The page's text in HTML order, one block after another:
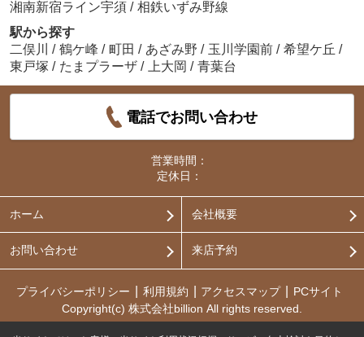
湘南新宿ライン宇須 / 相鉄いずみ野線
駅から探す
二俣川
/ 鶴ケ峰 / 町田 / あざみ野 / 玉川学園前 / 希望ケ丘 /
東戸塚 / たまプラーザ / 上大岡 / 青葉台
電話でお問い合わせ
営業時間：
定休日：
ホーム 会社概要
お問い合わせ 来店予約
プライバシーポリシー 利用規約 アクセスマップ
PCサイト
Copyright(c) 株式会社billion All rights reserved.